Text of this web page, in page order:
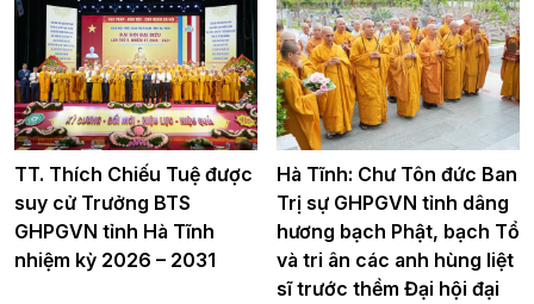
TT. Thích Chiếu Tuệ được
suy cử Trưởng BTS
GHPGVN tỉnh Hà Tĩnh
nhiệm kỳ 2026 – 2031
Hà Tĩnh: Chư Tôn đức Ban
Trị sự GHPGVN tỉnh dâng
hương bạch Phật, bạch Tổ
và tri ân các anh hùng liệt
sĩ trước thềm Đại hội đại